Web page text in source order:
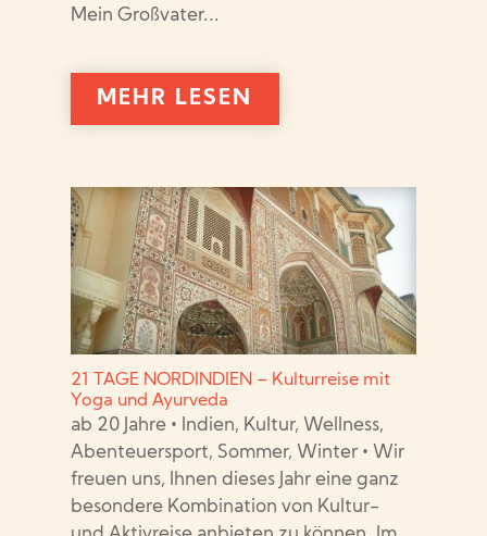
Mein Großvater...
MEHR LESEN
21 TAGE NORDINDIEN – Kulturreise mit
Yoga und Ayurveda
ab 20 Jahre • Indien, Kultur, Wellness,
Abenteuersport, Sommer, Winter • Wir
freuen uns, Ihnen dieses Jahr eine ganz
besondere Kombination von Kultur-